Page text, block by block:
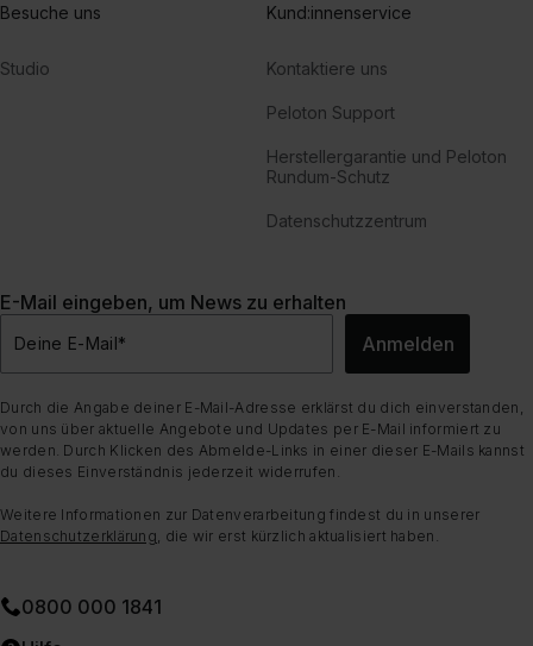
Besuche uns
Studio
Kund:innenservice
Kontaktiere uns
Peloton Support
Herstellergarantie und Peloton
Rundum-Schutz
Datenschutzzentrum
E-Mail eingeben, um News zu erhalten
Deine E-Mail* Anmelden
Durch die Angabe deiner E-Mail-Adresse erklärst du dich einverstanden,
von uns über aktuelle Angebote und Updates per E-Mail informiert zu
werden. Durch Klicken des Abmelde-Links in einer dieser E-Mails kannst
du dieses Einverständnis jederzeit widerrufen.
Weitere Informationen zur Datenverarbeitung findest du in unserer
Datenschutzerklärung , die wir erst kürzlich aktualisiert haben.
0800 000 1841